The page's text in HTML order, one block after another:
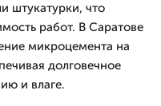
штукатурки, что
работ. В Саратове
микроцемента на
долговечное
и влаге.